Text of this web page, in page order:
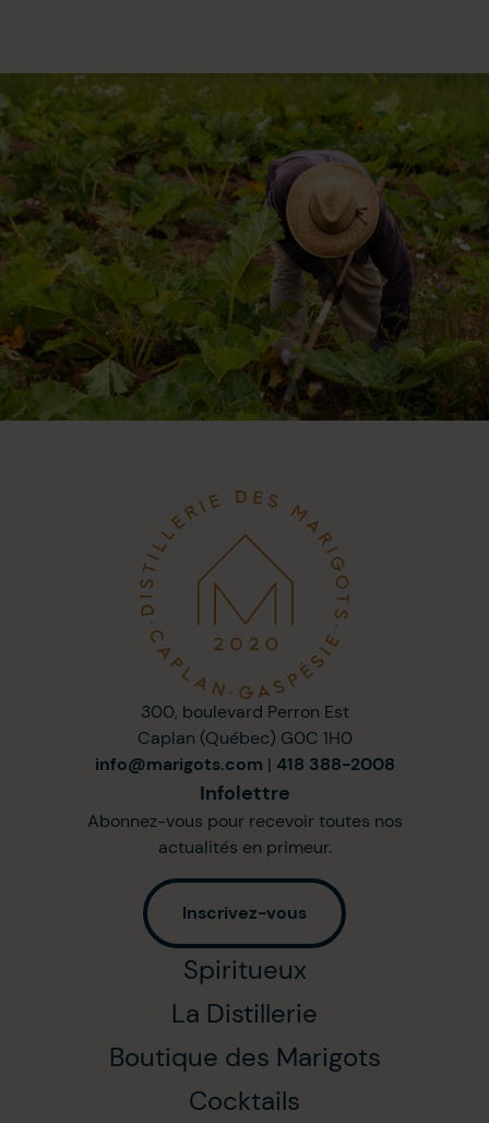
300, boulevard Perron Est
Caplan (Québec) G0C 1H0
info@marigots.com | 418 388-2008
Infolettre
Abonnez-vous pour recevoir toutes nos
actualités en primeur.
Inscrivez-vous
Spiritueux
La Distillerie
Boutique des Marigots
Cocktails